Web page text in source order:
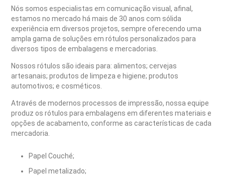
Nós somos especialistas em comunicação visual, afinal,
estamos no mercado há mais de 30 anos com sólida
experiência em diversos projetos, sempre oferecendo uma
ampla gama de soluções em rótulos personalizados para
diversos tipos de embalagens e mercadorias.
Nossos rótulos são ideais para: alimentos; cervejas
artesanais; produtos de limpeza e higiene; produtos
automotivos; e cosméticos.
Através de modernos processos de impressão, nossa equipe
produz os rótulos para embalagens em diferentes materiais e
opções de acabamento, conforme as características de cada
mercadoria.
Papel Couché;
Papel metalizado;